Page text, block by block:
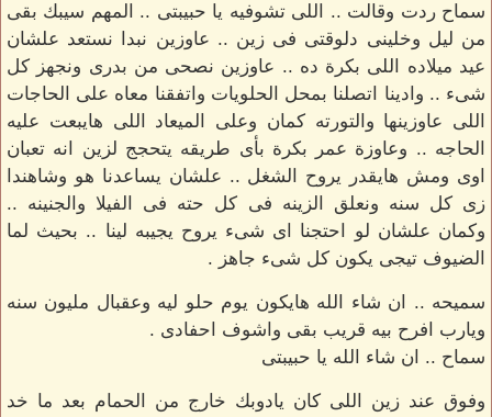
سماح ردت وقالت .. اللى تشوفيه يا حبيبتى .. المهم سيبك بقى
من ليل وخلينى دلوقتى فى زين .. عاوزين نبدا نستعد علشان
عيد ميلاده اللى بكرة ده .. عاوزين نصحى من بدرى ونجهز كل
شىء .. وادينا اتصلنا بمحل الحلويات واتفقنا معاه على الحاجات
اللى عاوزينها والتورته كمان وعلى الميعاد اللى هايبعت عليه
الحاجه .. وعاوزة عمر بكرة بأى طريقه يتحجج لزين انه تعبان
اوى ومش هايقدر يروح الشغل .. علشان يساعدنا هو وشاهندا
زى كل سنه ونعلق الزينه فى كل حته فى الفيلا والجنينه ..
وكمان علشان لو احتجنا اى شىء يروح يجيبه لينا .. بحيث لما
الضيوف تيجى يكون كل شىء جاهز .
سميحه .. ان شاء الله هايكون يوم حلو ليه وعقبال مليون سنه
ويارب افرح بيه قريب بقى واشوف احفادى .
سماح .. ان شاء الله يا حبيبتى
وفوق عند زين اللى كان يادوبك خارج من الحمام بعد ما خد